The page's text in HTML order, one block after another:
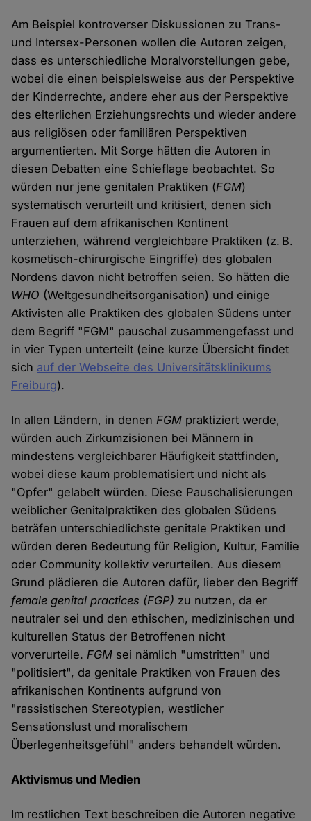
Am Beispiel kontroverser Diskussionen zu Trans-
und Intersex-Personen wollen die Autoren zeigen,
dass es unterschiedliche Moralvorstellungen gebe,
wobei die einen beispielsweise aus der Perspektive
der Kinderrechte, andere eher aus der Perspektive
des elterlichen Erziehungsrechts und wieder andere
aus religiösen oder familiären Perspektiven
argumentierten. Mit Sorge hätten die Autoren in
diesen Debatten eine Schieflage beobachtet. So
würden nur jene genitalen Praktiken (FGM)
systematisch verurteilt und kritisiert, denen sich
Frauen auf dem afrikanischen Kontinent
unterziehen, während vergleichbare Praktiken (z. B.
kosmetisch-chirurgische Eingriffe) des globalen
Nordens davon nicht betroffen seien. So hätten die
WHO (Weltgesundheitsorganisation) und einige
Aktivisten alle Praktiken des globalen Südens unter
dem Begriff "FGM" pauschal zusammengefasst und
in vier Typen unterteilt (eine kurze Übersicht findet
sich auf der Webseite des Universitätsklinikums
Freiburg).
In allen Ländern, in denenFGM praktiziert werde,
würden auch Zirkumzisionen bei Männern in
mindestens vergleichbarer Häufigkeit stattfinden,
wobei diese kaum problematisiert und nicht als
"Opfer" gelabelt würden. Diese Pauschalisierungen
weiblicher Genitalpraktiken des globalen Südens
beträfen unterschiedlichste genitale Praktiken und
würden deren Bedeutung für Religion, Kultur, Familie
oder Community kollektiv verurteilen. Aus diesem
Grund plädieren die Autoren dafür, lieber den Begriff
female genital practices (FGP) zu nutzen, da er
neutraler sei und den ethischen, medizinischen und
kulturellen Status der Betroffenen nicht
vorverurteile.FGM sei nämlich "umstritten" und
"politisiert", da genitale Praktiken von Frauen des
afrikanischen Kontinents aufgrund von
"rassistischen Stereotypien, westlicher
Sensationslust und moralischem
Überlegenheitsgefühl" anders behandelt würden.
Aktivismus und Medien
Im restlichen Text beschreiben die Autoren negative